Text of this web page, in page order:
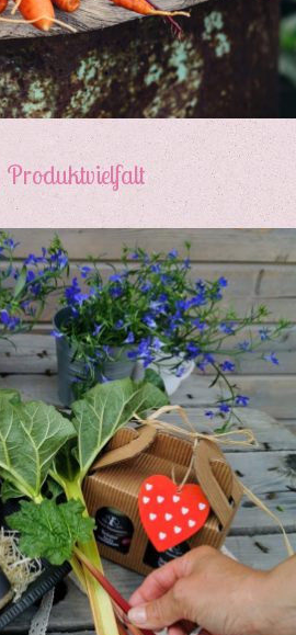
Produktvielfalt